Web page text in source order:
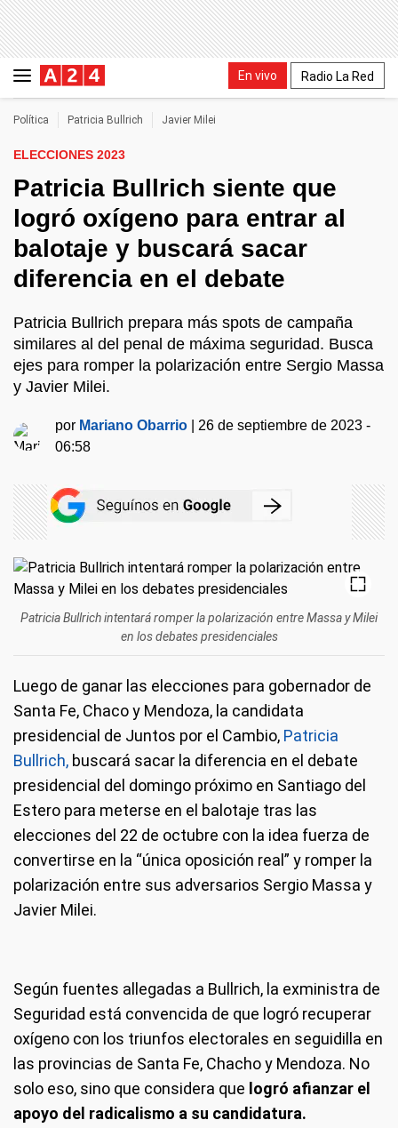
En vivo Radio La Red
Política Patricia Bullrich Javier Milei
ELECCIONES 2023
Patricia Bullrich siente que
logró oxígeno para entrar al
balotaje y buscará sacar
diferencia en el debate
Patricia Bullrich prepara más spots de campaña
similares al del penal de máxima seguridad. Busca
ejes para romper la polarización entre Sergio Massa
y Javier Milei.
por Mariano Obarrio
26 de septiembre de 2023 -
06:58
Patricia Bullrich intentará romper la polarización entre Massa y Milei
en los debates presidenciales
Luego de ganar las elecciones para gobernador de
Santa Fe, Chaco y Mendoza, la candidata
presidencial de Juntos por el Cambio, Patricia
Bullrich, buscará sacar la diferencia en el debate
presidencial del domingo próximo en Santiago del
Estero para meterse en el balotaje tras las
elecciones del 22 de octubre con la idea fuerza de
convertirse en la “única oposición real” y romper la
polarización entre sus adversarios Sergio Massa y
Javier Milei.
Según fuentes allegadas a Bullrich, la exministra de
Seguridad está convencida de que logró recuperar
oxígeno con los triunfos electorales en seguidilla en
las provincias de Santa Fe, Chacho y Mendoza. No
solo eso, sino que considera que logró afianzar el
apoyo del radicalismo a su candidatura.